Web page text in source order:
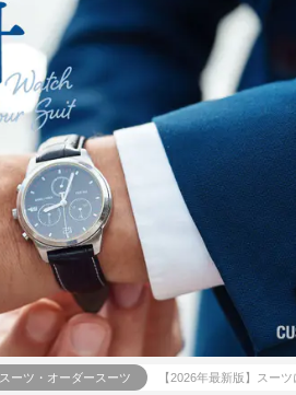
スーツ・オーダースーツ